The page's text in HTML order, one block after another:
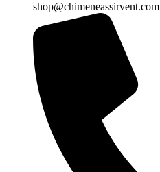
shop@chimeneassirvent.com